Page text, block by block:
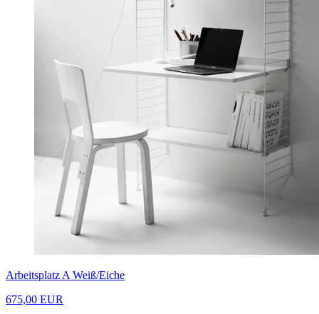
Arbeitsplatz A Weiß/Eiche
675,00 EUR